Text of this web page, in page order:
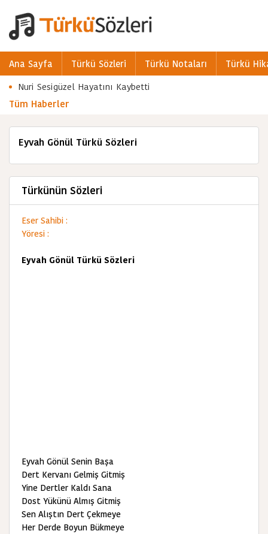
Ana Sayfa Türkü Sözleri Türkü Notaları
Türkü
Nuri Sesigüzel Hayatını Kaybetti
Tüm Haberler
Eyvah Gönül Türkü Sözleri
Türkünün Sözleri
Eser Sahibi :
Yöresi :
Eyvah Gönül Türkü Sözleri
Eyvah Gönül Senin Başa
Dert Kervanı Gelmiş Gitmiş
Yine Dertler Kaldı Sana
Dost Yükünü Almış Gitmiş
Sen Alıştın Dert Çekmeye
Her Derde Boyun Bükmeye